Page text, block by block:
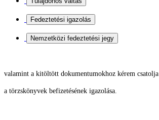
valamint a kitöltött dokumentumokhoz kérem csatolja
a törzskönyvek befizetésének igazolása.